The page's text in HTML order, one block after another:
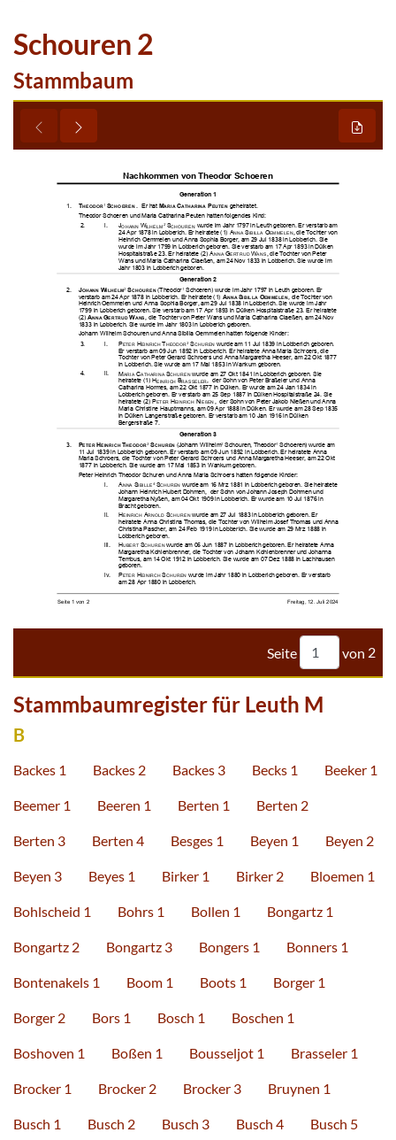
Schouren 2
Stammbaum


           


      
      


      





      

       


      



       





     

    



      






          




     



      


   





     




Seite von 2
Stammbaumregister für Leuth M
B
Backes 1 Backes 2 Backes 3 Becks 1 Beeker 1
Beemer 1 Beeren 1 Berten 1 Berten 2
Berten 3 Berten 4 Besges 1 Beyen 1 Beyen 2
Beyen 3 Beyes 1 Birker 1 Birker 2 Bloemen 1
Bohlscheid 1 Bohrs 1 Bollen 1 Bongartz 1
Bongartz 2 Bongartz 3 Bongers 1 Bonners 1
Bontenakels 1 Boom 1 Boots 1 Borger 1
Borger 2 Bors 1 Bosch 1 Boschen 1
Boshoven 1 Boßen 1 Bousseljot 1 Brasseler 1
Brocker 1 Brocker 2 Brocker 3 Bruynen 1
Busch 1 Busch 2 Busch 3 Busch 4 Busch 5